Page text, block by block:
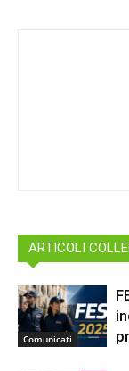
ARTICOLI
Comunicati